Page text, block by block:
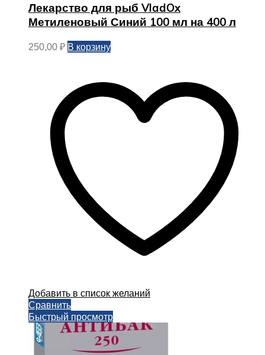
Лекарство для рыб VladOx
Метиленовый Синий 100 мл на 400 л
250,00 ₽ В корзину
Добавить в список желаний
Сравнить
Быстрый просмотр